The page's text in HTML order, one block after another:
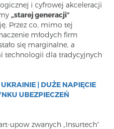
i cyfrowej akceleracji
„starej generacji”
Przez co, mimo tej
młodych firm
się marginalne, a
technologii dla tradycyjnych
| DUŻE NAPIĘCIE
UBEZPIECZEŃ
upow zwanych „Insurtech”